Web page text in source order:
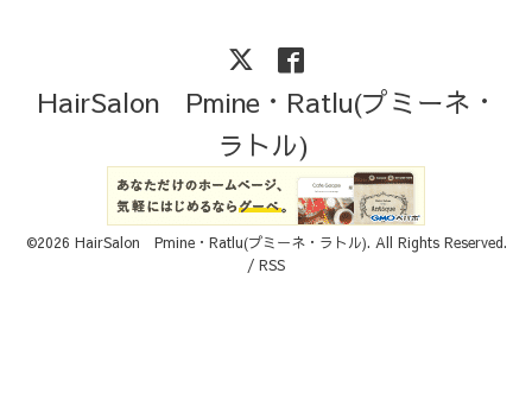
HairSalon Pmine・Ratlu(プミーネ・
ラトル)
©2026 HairSalon Pmine・Ratlu(プミーネ・ラトル). All Rights Reserved.
/ RSS